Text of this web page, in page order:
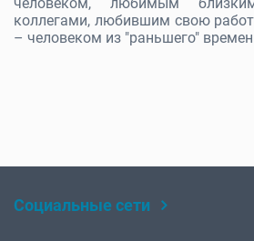
коллегами, любившим свою
– человеком из "раньшего"
Социальные сети